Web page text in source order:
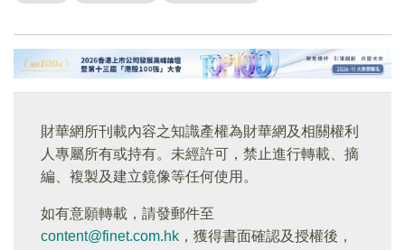
財華網所刊載內容之知識產權為財華網及相關權利
人專屬所有或持有。未經許可，禁止進行轉載、摘
編、複製及建立鏡像等任何使用。
如有意願轉載，請發郵件至
content@finet.com.hk ，獲得書面確認及授權後，